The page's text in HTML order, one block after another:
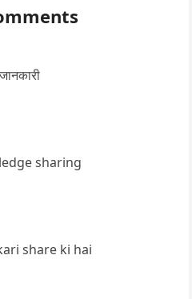
sharing
share ki hai